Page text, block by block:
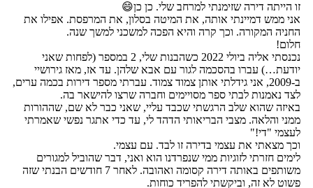
זו הייתה דירה שזימנתי למרחב שלי. כן כן😄
אני ממש דמיינתי אותה, את המיטה בסלון, את המרפסת. אפילו את
החניה המקורה. וכך קרה והיא הפכה למשכני למשך שנה.
חלום!
נכנסתי אליה ביולי 2022 כשהבנות שלי, 2 במספר (לפחות שאני
יודעת…) עברו בהסכמה לגור עם אבא שלהן. עד אז, מאז גירושיי
ב-2009, אני גידלתי אותן צמוד צמוד. עברתי מספר דירות בכמה ערים,
לצד נאמנות לבתי ספר מסויימים וחברה שרצו להישאר בה.
באיזה שהוא שלב הרגשתי שכבד עליי, שאני כבר לא שם, שההורות
ממני והלאה. מצבי הבריאותי הדהד לי, עד כדי אתגר נפשי שאמרתי
לעצמי "די!"
וכך מצאתי את עצמי בדירה זו לבד. עם עצמי.
לימים חזרתי לזוגיות ממי שנפרדנו הוא ואני, דבר שהוביל למגורים
משותפים באותה דירה קסומה ואהובה. לאחר 7 חודשים הבנתי שזה
פשוט לא זה, וביקשתי להפריד כוחות.